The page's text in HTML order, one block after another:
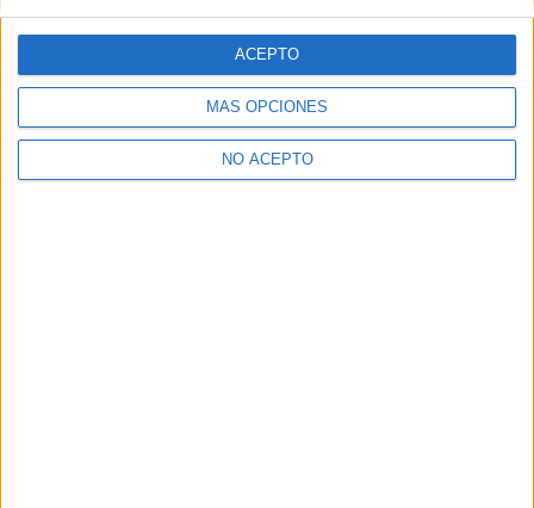
MÁS OPCIONES
NO ACEPTO
ACEPTO
Y como regalo de agradecimiento, por registrarte te daremos
gratis una copia de nuestro ebook con 100 consejos para tu
primer año de universidad